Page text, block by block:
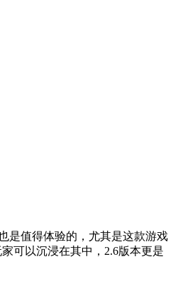
是值得体验的，尤其是这款游戏
可以沉浸在其中，2.6版本更是